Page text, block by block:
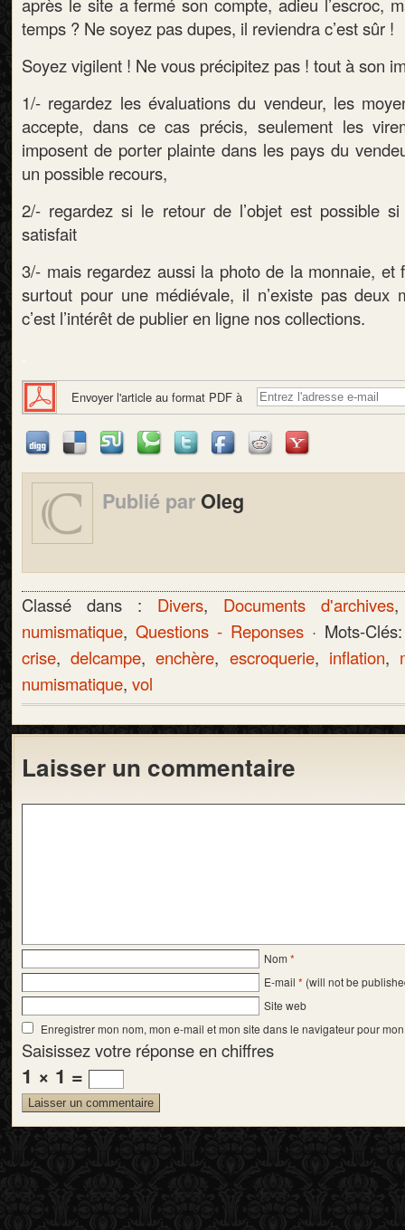
temps ? Ne soyez pas dupes, il reviendra c’est sûr !
Soyez vigilent ! Ne vous précipitez pas ! tout à son
1/- regardez les évaluations du vendeur, les
accepte, dans ce cas précis, seulement les
imposent de porter plainte dans les pays du
un possible recours,
2/- regardez si le retour de l’objet est possible
satisfait
3/- mais regardez aussi la photo de la monnaie, et
surtout pour une médiévale, il n’existe pas deux
c’est l’intérêt de publier en ligne nos collections.
Envoyer l'article au format PDF à
Publié par Oleg
Classé dans : Divers, Documents d'archives
numismatique, Questions - Reponses · Mots-
crise,delcampe,enchère, escroquerie, inflation,
numismatique, vol
Laisser un commentaire
Nom *
E-mail * (will not be
Site web
Enregistrer mon nom, mon e-mail et mon site dans le navigateur pour
Saisissez votre réponse en chiffres
1 × 1 =